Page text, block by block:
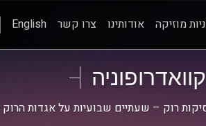
מוזיקה אודותינו צרו קשר English
קוואדרופוניה
רוק – שעתיים שבועיות על אגדות